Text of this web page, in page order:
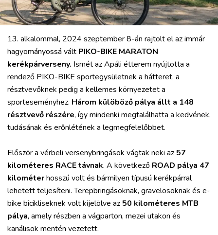
PODCAST
MIX
13. alkalommal, 2024 szeptember 8-án rajtolt el az immár
hagyományossá vált PIKO-BIKE MARATON
kerékpárverseny. Ismét az Apáli étterem nyújtotta a
rendező PIKO-BIKE sportegysületnek a hátteret, a
résztvevőknek pedig a kellemes környezetet a
sporteseményhez. Három külöböző pálya állt a 148
résztvevő részére, így mindenki megtalálhatta a kedvének,
tudásának és erőnlétének a legmegfelelőbbet.
Először a vérbeli versenybringások vágtak neki az 57
kilométeres RACE távnak. A következő ROAD pálya 47
kilométerhosszú volt és bármilyen típusú kerékpárral
lehetett teljesíteni. Terepbringásoknak, gravelosoknak és e-
bike bicikliseknek volt kijelölve az 50 kilométeres MTB
pálya, amely részben a vágparton, mezei utakon és
kanálisok mentén vezetett.